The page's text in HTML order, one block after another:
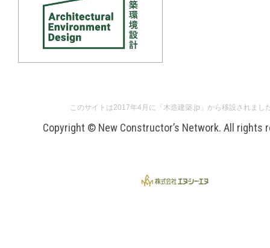
このサイトは2017年4月に「木造建築.jp」から移設されまし
Copyright © New Constructor’s Network. All rights